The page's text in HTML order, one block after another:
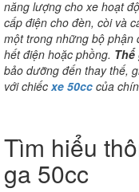
năng lượng cho xe hoạt
cấp điện cho đèn, còi và
một trong những bộ phận
hết điện hoặc phồng.
bảo dưỡng đến thay thế,
với chiếc xe 50cc của
Tìm hiểu
ga 50cc